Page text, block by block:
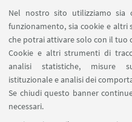
Nel nostro sito utilizziamo sia
funzionamento, sia cookie e
che potrai attivare solo con il tuo
Cookie e altri strumenti di
analisi statistiche, misure
istituzionale e analisi dei
Se chiudi questo banner
necessari.
INCONTRARE ENTI E
Job incontra online
Italia
online